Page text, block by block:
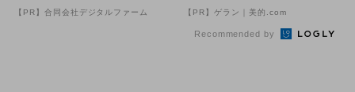
【PR】合同会社デジタルファーム
ナイトケア
【PR】ゲラン｜美的.com
Recommended by